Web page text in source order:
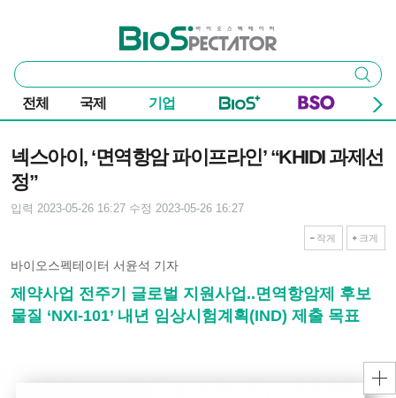
바이오스펙테이터
통
합
검
색
검색
전체 국제 기업
넥스아이, ‘면역항암 파이프라인’ “KHIDI 과제선
정”
입력 2023-05-26 16:27 수정 2023-05-26 16:27
작게 크게
바이오스펙테이터 서윤석 기자
제약사업 전주기 글로벌 지원사업..면역항암제 후보
물질 ‘NXI-101’ 내년 임상시험계획(IND) 제출 목표